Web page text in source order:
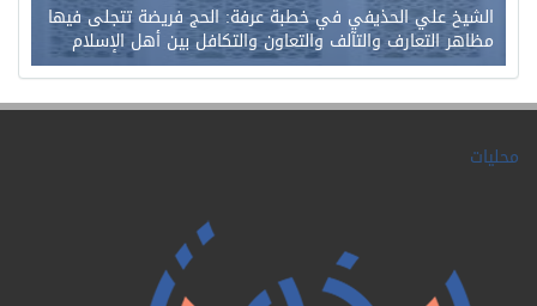
الشيخ علي الحذيفي في خطبة عرفة: الحج فريضة تتجلى فيها
مظاهر التعارف والتآلف والتعاون والتكافل بين أهل الإسلام
محليات